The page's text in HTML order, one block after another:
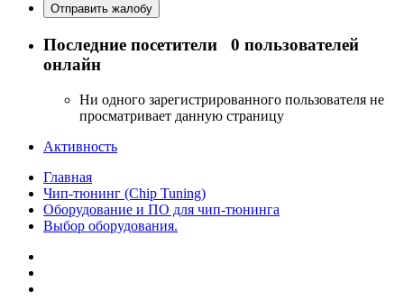
Отправить жалобу
Последние посетители 0 пользователей
онлайн
Ни одного зарегистрированного пользователя не
просматривает данную страницу
Активность
Главная
Чип-тюнинг (Chip Tuning)
Оборудование и ПО для чип-тюнинга
Выбор оборудования.